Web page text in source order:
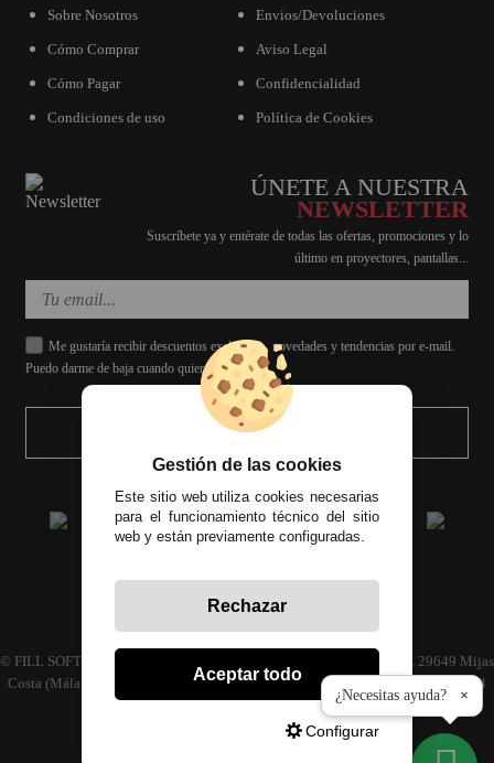
Sobre Nosotros
Cómo Comprar
Cómo Pagar
Condiciones de uso
Envios/Devoluciones
Aviso Legal
Confidencialidad
Política de Cookies
ÚNETE A NUESTRA
NEWSLETTER
Suscríbete ya y entérate de todas las ofertas, promociones y lo
último en proyectores, pantallas...
Me gustaría recibir descuentos exclusivos, novedades y tendencias por e-mail.
Puedo darme de baja cuando quiera.
ENVIAR
© FILL SOFT S.L., CIF: B93024339 C/ Archidona naves 30 y 32, C.P. 29649 Mijas
Costa (Málaga) | Empresa inscrita en el registro mercantil tomo 4686 Libro 3594
folio 110
¿Necesitas ayuda? ×
Gestión de las cookies
Este sitio web utiliza cookies necesarias
para el funcionamiento técnico del sitio
web y están previamente configuradas.
Rechazar
Aceptar todo
Configurar